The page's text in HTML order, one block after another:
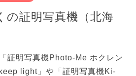
の証明写真機（北海
証明写真機Photo-Me ホクレン
light」や「証明写真機Ki-